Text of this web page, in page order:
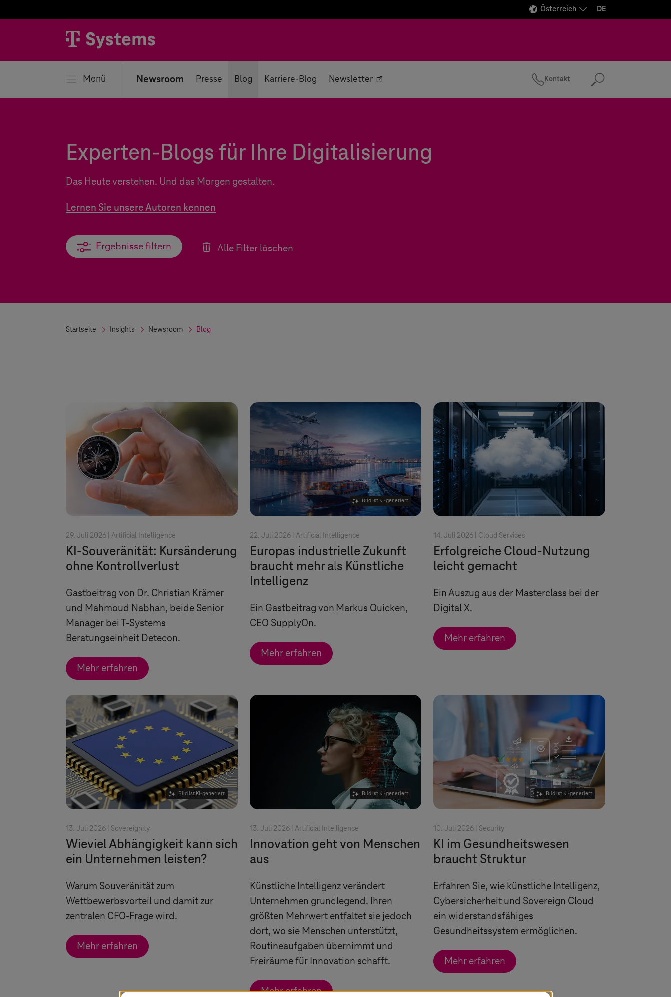
Österreich DE
Menü Newsroom Presse Blog Karriere-Blog Newsletter Kontakt Suchen
Experten-Blogs für Ihre Digitalisierung
Das Heute verstehen. Und das Morgen gestalten.
Lernen Sie unsere Autoren kennen
Ergebnisse filtern
Ergebnisse filtern Alle Filter löschen
Startseite Insights Newsroom Blog
29. Juli 2026 | Artificial Intelligence
KI-Souveränität: Kursänderung
ohne Kontrollverlust
Gastbeitrag von Dr. Christian Krämer
und Mahmoud Nabhan, beide Senior
Manager bei T-Systems
Beratungseinheit Detecon.
Mehr erfahren
Bild ist KI-generiert
22. Juli 2026 | Artificial Intelligence
Europas industrielle Zukunft
braucht mehr als Künstliche
Intelligenz
Ein Gastbeitrag von Markus Quicken,
CEO SupplyOn.
Mehr erfahren
14. Juli 2026 | Cloud Services
Erfolgreiche Cloud-Nutzung
leicht gemacht
Ein Auszug aus der Masterclass bei der
Digital X.
Mehr erfahren
Bild ist KI-generiert
13. Juli 2026 | Sovereignity
Wieviel Abhängigkeit kann sich
ein Unternehmen leisten?
Warum Souveränität zum
Wettbewerbsvorteil und damit zur
zentralen CFO-Frage wird.
Mehr erfahren
Bild ist KI-generiert
13. Juli 2026 | Artificial Intelligence
Innovation geht von Menschen
aus
Künstliche Intelligenz verändert
Unternehmen grundlegend. Ihren
größten Mehrwert entfaltet sie jedoch
dort, wo sie Menschen unterstützt,
Routineaufgaben übernimmt und
Freiräume für Innovation schafft.
Mehr erfahren
Bild ist KI-generiert
10. Juli 2026 | Security
KI im Gesundheitswesen
braucht Struktur
Erfahren Sie, wie künstliche Intelligenz,
Cybersicherheit und Sovereign Cloud
ein widerstandsfähiges
Gesundheitssystem ermöglichen.
Mehr erfahren